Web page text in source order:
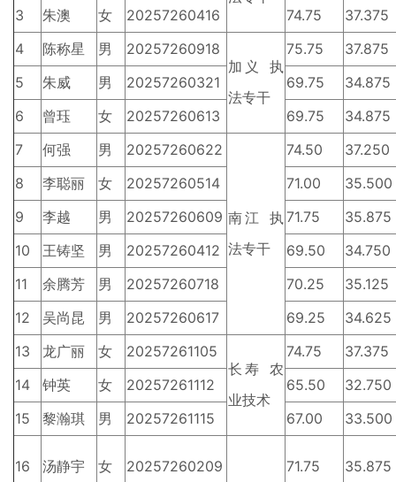
3
朱澳 女 20257260416 74.75
37.375
4
陈称星 男
20257260918
加义 执
法专干
75.75
37.875
5
朱威 男 20257260321 69.75
34.875
6
曾珏 女 20257260613 69.75
34.875
7
何强 男 20257260622
南江 执
法专干
74.50
37.250
8
李聪丽 女 20257260514 71.00
35.500
9
李越 男 20257260609 71.75
35.875
10
王铸坚 男 20257260412 69.50
34.750
11
余腾芳 男 20257260718 70.25
35.125
12
吴尚昆 男 20257260617 69.25
34.625
13
龙广丽 女
20257261105
长寿 农
业技术
74.75
37.375
14
钟英 女 20257261112 65.50
32.750
15
黎瀚琪 男 20257261115 67.00 33.500
16 汤静宇 女
20257260209
71.75 35.875